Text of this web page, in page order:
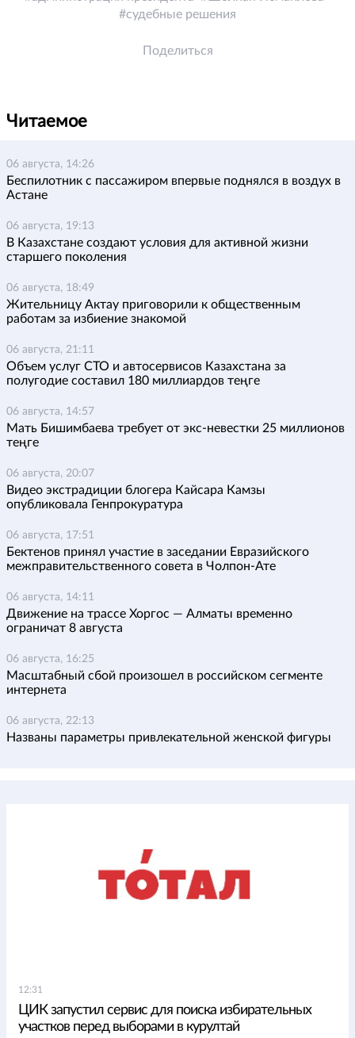
судебные решения
Поделиться
Читаемое
06 августа, 14:26
Беспилотник с пассажиром впервые поднялся в воздух в
Астане
06 августа, 19:13
В Казахстане создают условия для активной жизни
старшего поколения
06 августа, 18:49
Жительницу Актау приговорили к общественным
работам за избиение знакомой
06 августа, 21:11
Объем услуг СТО и автосервисов Казахстана за
полугодие составил 180 миллиардов теңге
06 августа, 14:57
Мать Бишимбаева требует от экс-невестки 25 миллионов
теңге
06 августа, 20:07
Видео экстрадиции блогера Кайсара Камзы
опубликовала Генпрокуратура
06 августа, 17:51
Бектенов принял участие в заседании Евразийского
межправительственного совета в Чолпон-Ате
06 августа, 14:11
Движение на трассе Хоргос — Алматы временно
ограничат 8 августа
06 августа, 16:25
Масштабный сбой произошел в российском сегменте
интернета
06 августа, 22:13
Названы параметры привлекательной женской фигуры
12:31
ЦИК запустил сервис для поиска избирательных
участков перед выборами в курултай